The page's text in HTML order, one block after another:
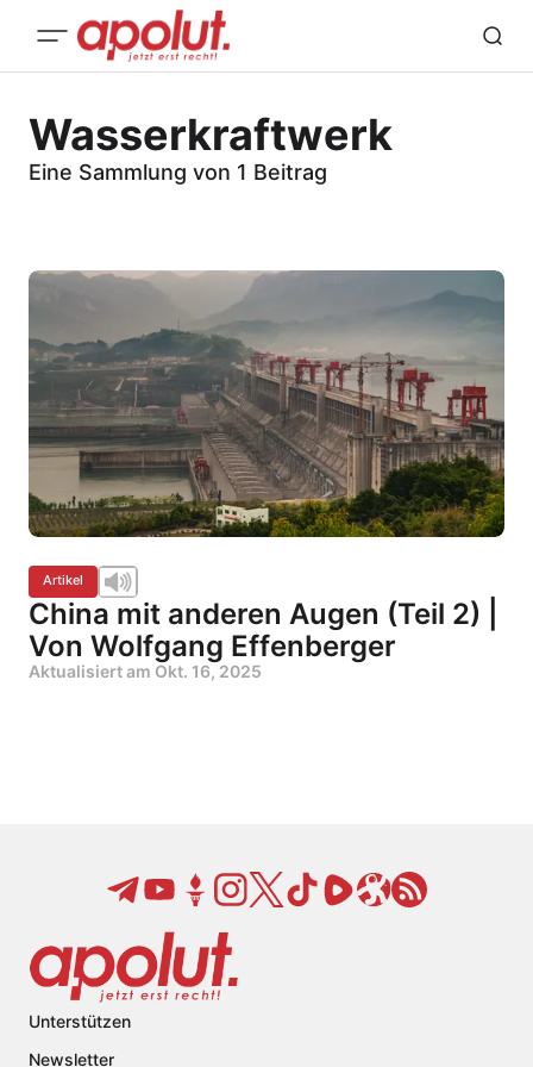
Wasserkraftwerk
Eine Sammlung von 1 Beitrag
Artikel
China mit anderen Augen (Teil 2) |
Von Wolfgang Effenberger
Aktualisiert am Okt. 16, 2025
Unterstützen
Newsletter